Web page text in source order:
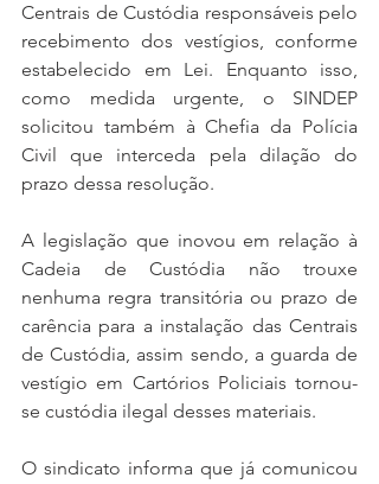
Centrais de Custódia responsáveis pelo
recebimento dos vestígios, conforme
estabelecido em Lei. Enquanto isso,
como medida urgente, o SINDEP
solicitou também à Chefia da Polícia
Civil que interceda pela dilação do
prazo dessa resolução.
A legislação que inovou em relação à
Cadeia de Custódia não trouxe
nenhuma regra transitória ou prazo de
carência para a instalação das Centrais
de Custódia, assim sendo, a guarda de
vestígio em Cartórios Policiais tornou-
se custódia ilegal desses materiais.
O sindicato informa que já comunicou